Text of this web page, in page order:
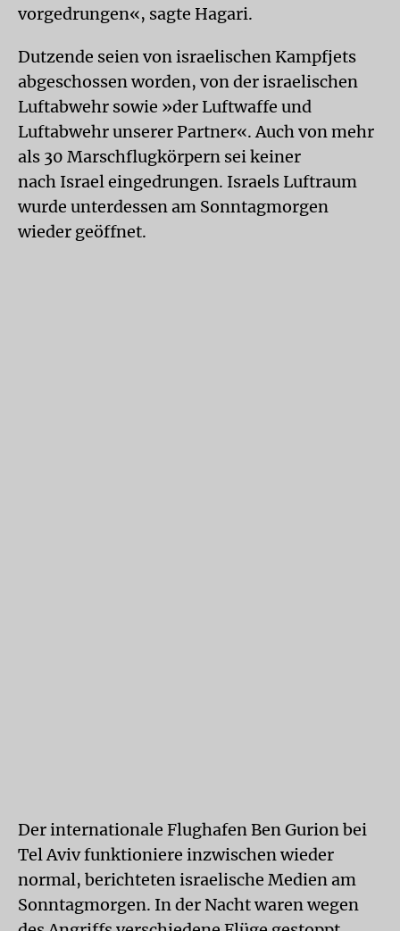
vorgedrungen«, sagte Hagari.
Dutzende seien von israelischen Kampfjets
abgeschossen worden, von der israelischen
Luftabwehr sowie »der Luftwaffe und
Luftabwehr unserer Partner«. Auch von mehr
als 30 Marschflugkörpern sei keiner
nach Israel eingedrungen. Israels Luftraum
wurde unterdessen am Sonntagmorgen
wieder geöffnet.
Der internationale Flughafen Ben Gurion bei
Tel Aviv funktioniere inzwischen wieder
normal, berichteten israelische Medien am
Sonntagmorgen. In der Nacht waren wegen